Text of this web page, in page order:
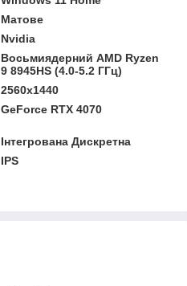
Матове
Nvidia
Восьмиядерний AMD Ryzen
9 8945HS (4.0-5.2 ГГц)
2560x1440
GeForce RTX 4070
Інтегрована Дискретна
IPS